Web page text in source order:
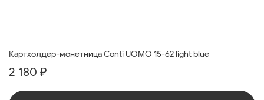
Картхолдер-монетница Conti UOMO 15-62 light blue
2 180 ₽